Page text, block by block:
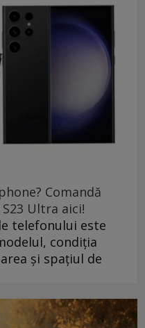
Comandă
Ultra aici!
telefonului este
condiția
și spațiul de